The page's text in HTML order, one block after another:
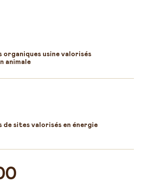
organiques usine valorisés
animale
de sites valorisés en énergie